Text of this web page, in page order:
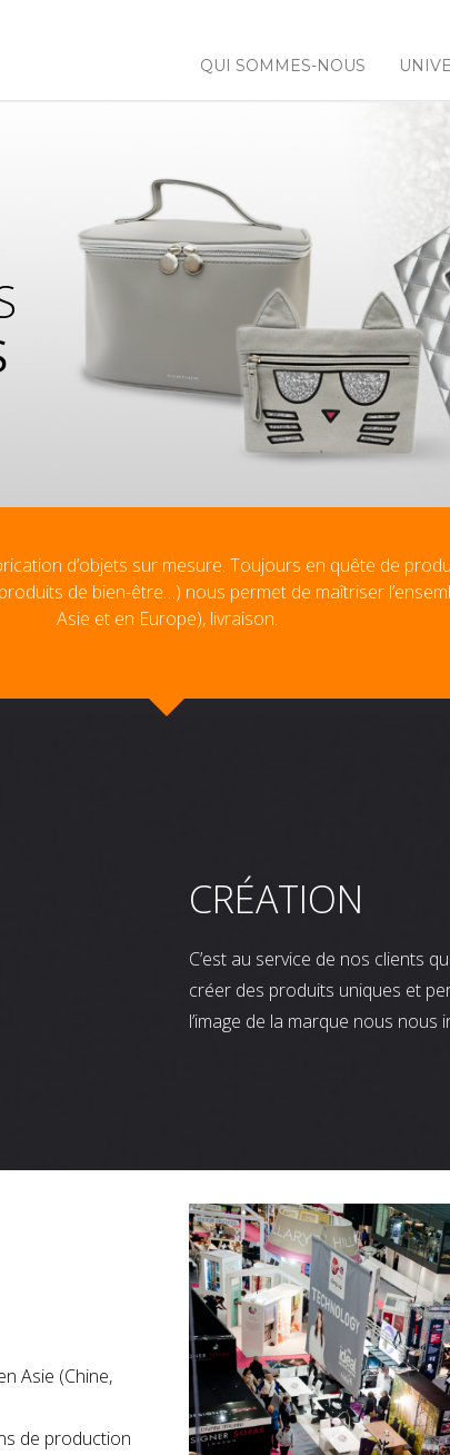
QUI SOMMES-NOUS
d’objets sur mesure. Toujours en quête de
de bien-être…) nous permet de maîtriser
Asie et en Europe), livraison.
CRÉATION
C’est au service de nos clients
créer des produits uniques et
l’image de la marque nous
Asie (Chine,
de production